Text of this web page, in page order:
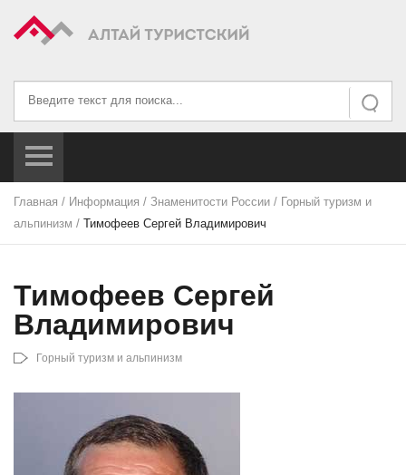
Искать
Искать...
Главная / Информация / Знаменитости России / Горный туризм и
альпинизм / Тимофеев Сергей Владимирович
Тимофеев Сергей
Владимирович
Горный туризм и альпинизм